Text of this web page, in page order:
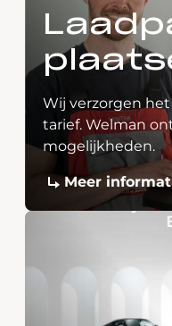
Wij verzorgen
tarief. Welman
mogelijkheden.
Meer